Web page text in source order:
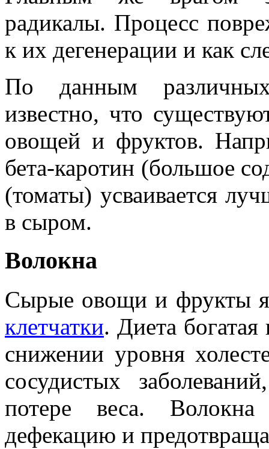
радикалы. Процесс
к их дегенерации и как
По данным
известно, что
овощей и фруктов.
бета-каротин (большое
(томаты) усваивается
в сыром.
Волокна
Сырые овощи и фрукты
клетчатки. Диета богатая
снижении уровня
сосудистых
потере веса.
дефекацию и